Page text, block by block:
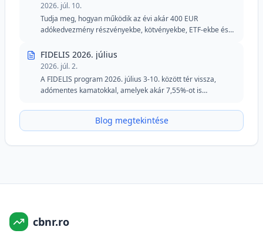
2026. júl. 10.
Tudja meg, hogyan működik az évi akár 400 EUR
adókedvezmény részvényekbe, kötvényekbe, ETF-ekbe és
FIDELIS 2026. július
2026. júl. 2.
A FIDELIS program 2026. július 3-10. között tér vissza,
adómentes kamatokkal, amelyek akár 7,55%-ot is
megtartja a speciális részletet a véradók számára lejben, és
továbbra is vonzó lehetőséget kínál azoknak a
hozamokat keresnek.
Blog megtekintése
cbnr.ro